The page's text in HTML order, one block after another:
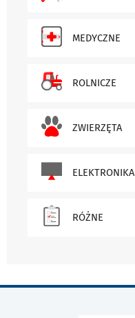
MEDYCZNE
ROLNICZE
ZWIERZĘTA
ELEKTRONIKA
RÓŻNE